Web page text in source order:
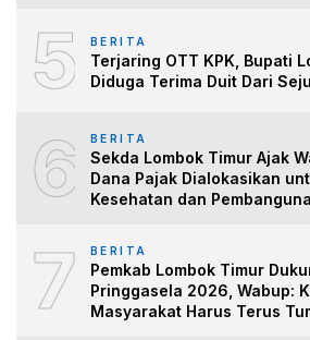
5 BERITA
Terjaring OTT KPK, Bupati
Diduga Terima Duit Dari
6 BERITA
Sekda Lombok Timur Ajak
Dana Pajak Dialokasikan
Kesehatan dan
7 BERITA
Pemkab Lombok Timur
Pringgasela 2026, Wabup:
Masyarakat Harus Terus